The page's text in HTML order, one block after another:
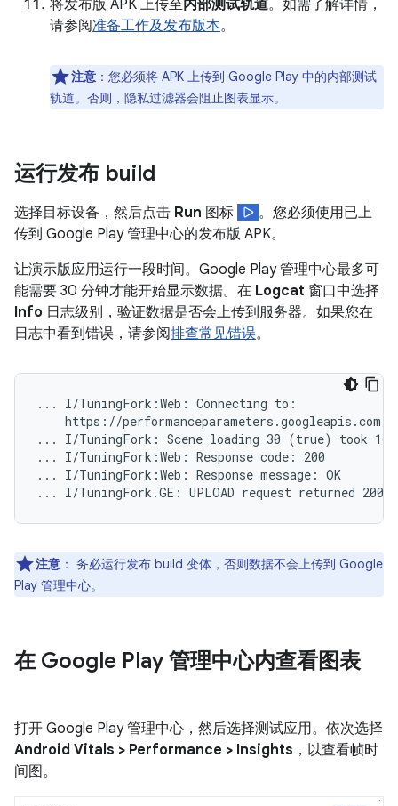
将发布版 APK 上传至内部测试轨道。如需了解详情，
请参阅准备工作及发布版本。
注意 ：您必须将 APK 上传到 Google Play 中的内部测试
轨道。否则，隐私过滤器会阻止图表显示。
运行发布 build
选择目标设备，然后点击 Run 图标
。您必须使用已上
传到 Google Play 管理中心的发布版 APK。
让演示版应用运行一段时间。Google Play 管理中心最多可
能需要 30 分钟才能开始显示数据。在 Logcat 窗口中选择
Info 日志级别，验证数据是否会上传到服务器。如果您在
日志中看到错误，请参阅排查常见错误。
... I/TuningFork:Web: Connecting to:
https://
... I/TuningFork: Scene loading 30 (true) took 166
... I/TuningFork:Web: Response code: 200
... I/TuningFork:Web: Response message: OK
注意 ： 务必运行发布 build 变体，否则数据不会上传到 Google
Play 管理中心。
在 Google Play 管理中心内查看图表
打开 Google Play 管理中心，然后选择测试应用。依次选择
Android Vitals > Performance > Insights ，以查看帧时
间图。